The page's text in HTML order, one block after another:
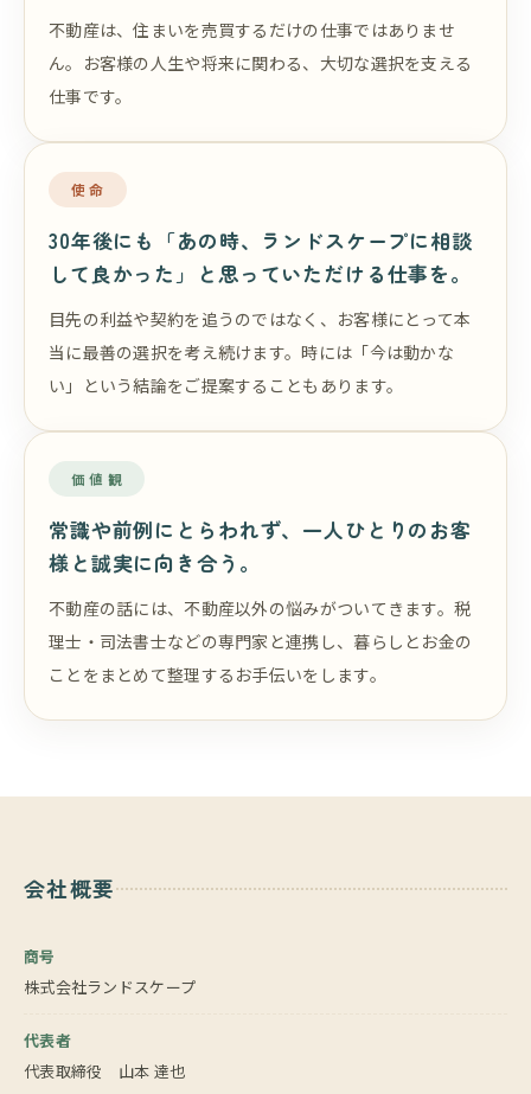
不動産は、住まいを売買するだけの仕事ではありませ
ん。お客様の人生や将来に関わる、大切な選択を支える
仕事です。
使命
30年後にも「あの時、ランドスケープに相談
して良かった」と思っていただける仕事を。
目先の利益や契約を追うのではなく、お客様にとって本
当に最善の選択を考え続けます。時には「今は動かな
い」という結論をご提案することもあります。
価値観
常識や前例にとらわれず、一人ひとりのお客
様と誠実に向き合う。
不動産の話には、不動産以外の悩みがついてきます。税
理士・司法書士などの専門家と連携し、暮らしとお金の
ことをまとめて整理するお手伝いをします。
会社概要
商号
株式会社ランドスケープ
代表者
代表取締役 山本 達也